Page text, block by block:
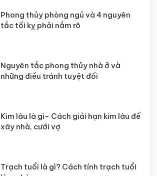
Phong thủy phòng ngủ và 4 nguyên
tắc tối kỵ phải nắm rõ
Nguyên tắc phong thủy nhà ở và
những điều tránh tuyệt đối
Kim lâu là gì- Cách giải hạn kim lâu để
xây nhà, cưới vợ
Trạch tuổi là gì? Cách tính trạch tuổi